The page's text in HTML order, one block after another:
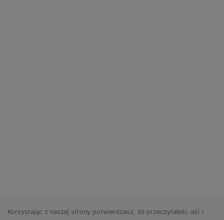
Korzystając z naszej strony potwierdzasz, że przeczytałeś(-aś) i